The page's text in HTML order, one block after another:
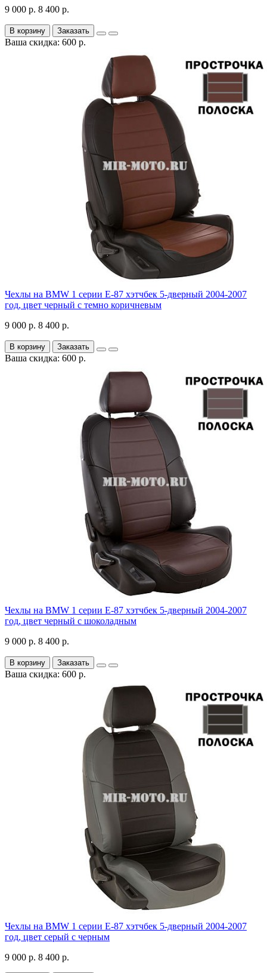
9 000 р. 8 400 р.
В корзину Заказать
Ваша скидка: 600 р.
Чехлы на BMW 1 серии Е-87 хэтчбек 5-дверный 2004-2007
год, цвет черный с темно коричневым
9 000 р. 8 400 р.
В корзину Заказать
Ваша скидка: 600 р.
Чехлы на BMW 1 серии Е-87 хэтчбек 5-дверный 2004-2007
год, цвет черный с шоколадным
9 000 р. 8 400 р.
В корзину Заказать
Ваша скидка: 600 р.
Чехлы на BMW 1 серии Е-87 хэтчбек 5-дверный 2004-2007
год, цвет серый с черным
9 000 р. 8 400 р.